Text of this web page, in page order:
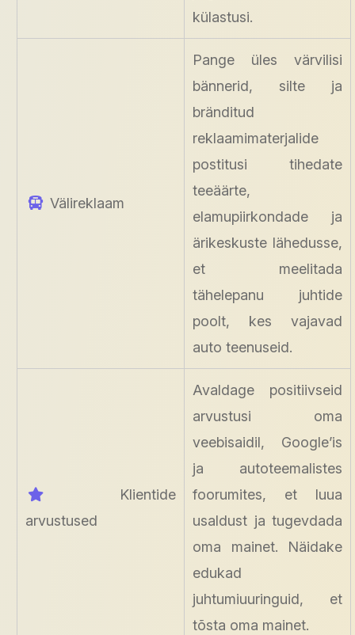
külastusi.
Välireklaam
Pange üles värvilisi
bännerid, silte ja
bränditud
reklaamimaterjalide
postitusi tihedate
teeäärte,
elamupiirkondade ja
ärikeskuste lähedusse,
et meelitada
tähelepanu juhtide
poolt, kes vajavad
auto teenuseid.
Klientide
arvustused
Avaldage positiivseid
arvustusi oma
veebisaidil, Google’is
ja autoteemalistes
foorumites, et luua
usaldust ja tugevdada
oma mainet. Näidake
edukad
juhtumiuuringuid, et
tõsta oma mainet.